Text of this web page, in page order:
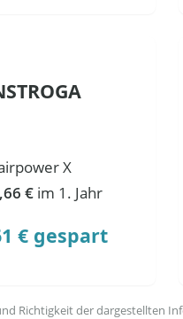
X
€ im 1. Jahr
€ gespart
Richtigkeit der dargestellten